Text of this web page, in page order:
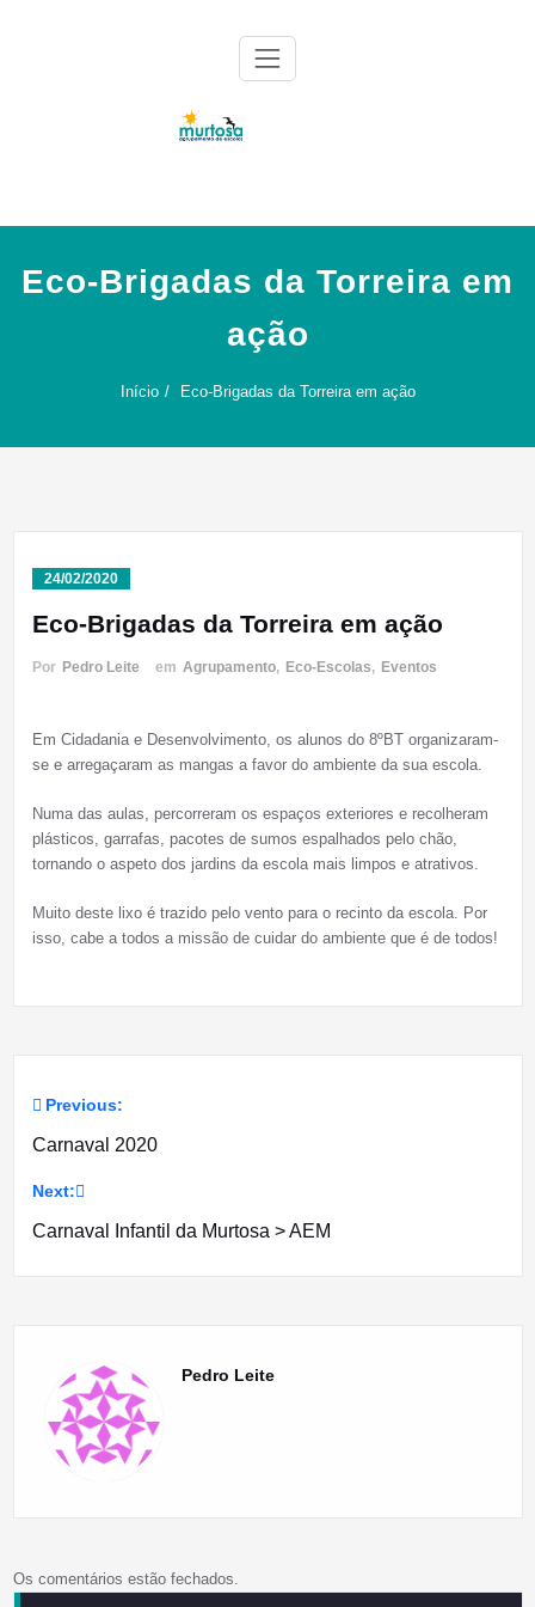
Eco-Brigadas da Torreira em
ação
Início Eco-Brigadas da Torreira em ação
24/02/2020
Eco-Brigadas da Torreira em ação
Por Pedro Leite em Agrupamento, Eco-Escolas, Eventos
Em Cidadania e Desenvolvimento, os alunos do 8ºBT organizaram-
se e arregaçaram as mangas a favor do ambiente da sua escola.
Numa das aulas, percorreram os espaços exteriores e recolheram
plásticos, garrafas, pacotes de sumos espalhados pelo chão,
tornando o aspeto dos jardins da escola mais limpos e atrativos.
Muito deste lixo é trazido pelo vento para o recinto da escola. Por
isso, cabe a todos a missão de cuidar do ambiente que é de todos!
Navegação
artigos
Previous:
Carnaval 2020
Next:
Carnaval Infantil da Murtosa > AEM
Pedro Leite
Os comentários estão fechados.